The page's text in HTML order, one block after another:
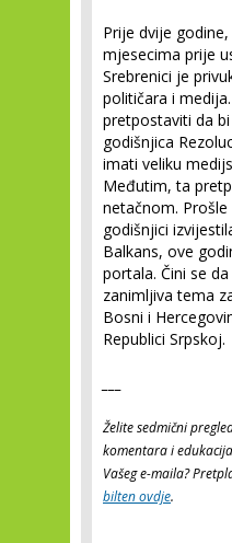
Prije dvije
mjesecima prije
Srebrenici je
političara i
pretpostaviti da
godišnjica
imati veliku
Međutim, ta
netačnom.
godišnjici
Balkans, ove
portala. Čini se
zanimljiva tema
Bosni i
Republici Srpskoj.
Želite sedmični
komentara i
Vašeg e-maila?
bilten ovdje.